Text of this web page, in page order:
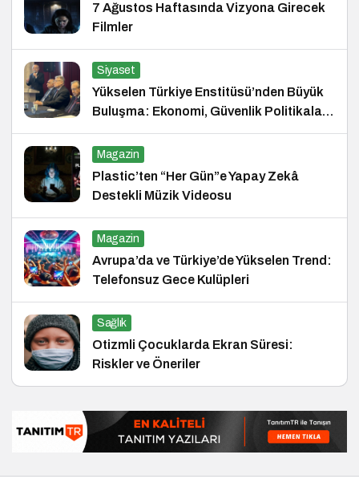
7 Ağustos Haftasında Vizyona Girecek
Filmler
Siyaset
Yükselen Türkiye Enstitüsü’nden Büyük
Buluşma: Ekonomi, Güvenlik Politikaları
ve Hukuk Konferansı
Magazin
Plastic’ten “Her Gün”e Yapay Zekâ
Destekli Müzik Videosu
Magazin
Avrupa’da ve Türkiye’de Yükselen Trend:
Telefonsuz Gece Kulüpleri
Sağlık
Otizmli Çocuklarda Ekran Süresi:
Riskler ve Öneriler